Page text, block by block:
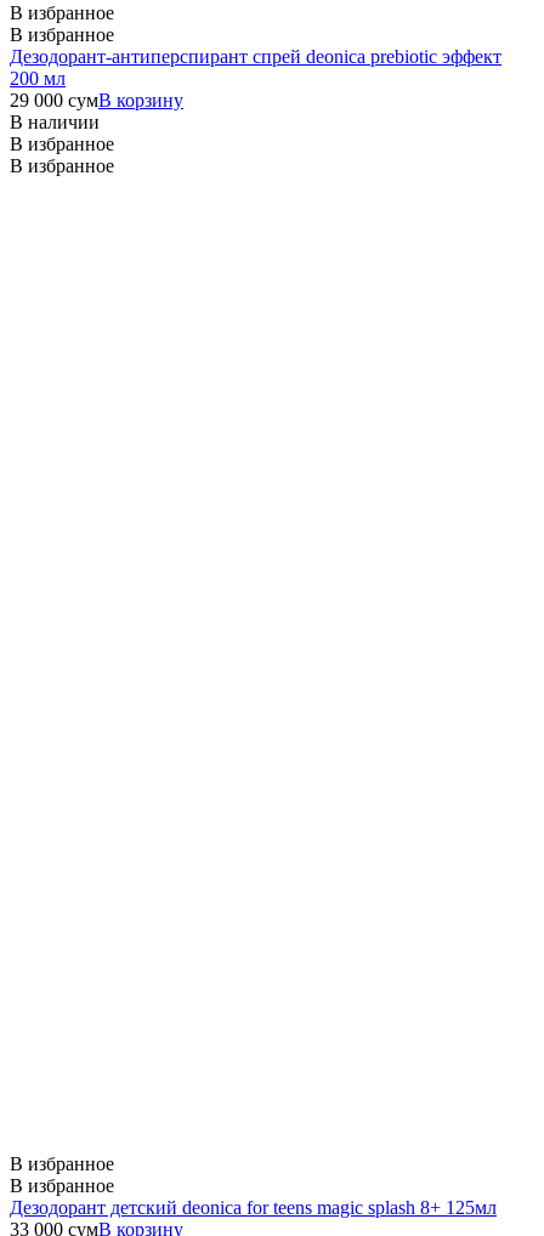
В избранное
В избранное
Дезодорант-антиперспирант спрей deonica prebiotic эффект
200 мл
29 000 сумВ корзину
В наличии
В избранное
В избранное
В избранное
В избранное
Дезодорант детский deonica for teens magic splash 8+ 125мл
33 000 сумВ корзину